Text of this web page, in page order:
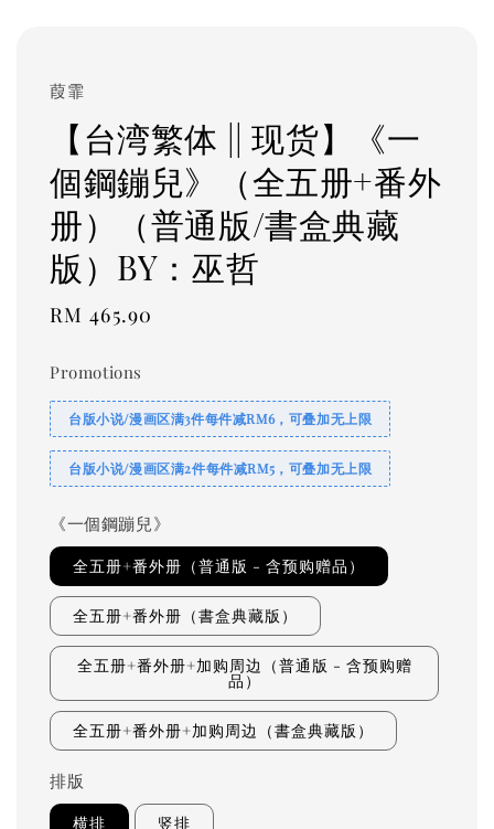
葭霏
【台湾繁体 || 现货】《一
個鋼鏰兒》（全五册+番外
册）（普通版/書盒典藏
版）BY：巫哲
Regular
RM 465.90
Promotions
台版小说/漫画区满3件每件减RM6，可叠加无上限
台版小说/漫画区满2件每件减RM5，可叠加无上限
《一個鋼蹦兒》
全五册+番外册（普通版 - 含预购赠品）
全五册+番外册（書盒典藏版）
全五册+番外册+加购周边（普通版 - 含预购赠
品）
全五册+番外册+加购周边（書盒典藏版）
排版
横排 竖排